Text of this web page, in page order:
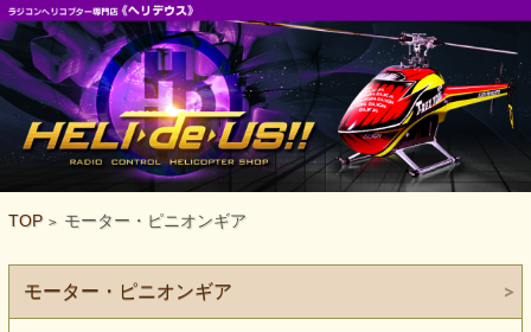
TOP > モーター・ピニオンギア
モーター・ピニオンギア